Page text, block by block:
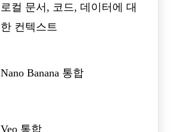
로컬 문서, 코드, 데이터에 대
한 컨텍스트
Nano Banana 통합
Veo 통합